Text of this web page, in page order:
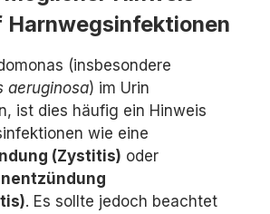
Harnwegsinfektionen
(insbesondere
aeruginosa) im Urin
ist dies häufig ein Hinweis
wie eine
(Zystitis) oder
. Es sollte jedoch beachtet